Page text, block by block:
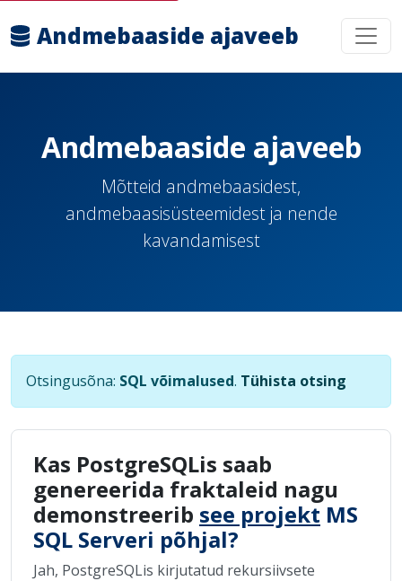
Andmebaaside ajaveeb
Andmebaaside ajaveeb
Mõtteid andmebaasidest,
andmebaasisüsteemidest ja nende
kavandamisest
Otsingusõna: SQL võimalused. Tühista otsing
Kas PostgreSQLis saab
genereerida fraktaleid nagu
demonstreerib see projekt MS
SQL Serveri põhjal?
Jah, PostgreSQLis kirjutatud rekursiivsete